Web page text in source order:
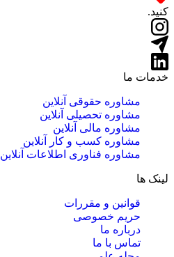
کنید.
خدمات ما
مشاوره حقوقی آنلاین
مشاوره تحصیلی آنلاین
مشاوره مالی آنلاین
مشاوره کسب و کار آنلاین
مشاوره فناوری اطلاعات آنلاین
لینک ها
قوانین و مقررات
حریم خصوصی
درباره ما
تماس با ما